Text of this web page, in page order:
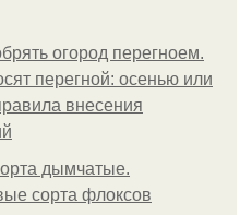
огород перегноем.
перегной: осенью или
внесения
дымчатые.
сорта флоксов